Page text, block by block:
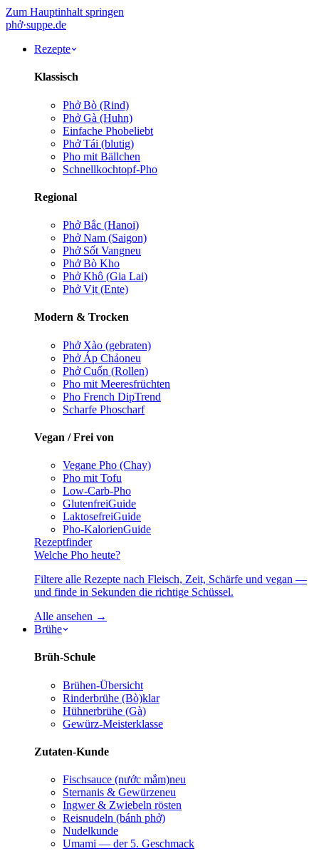
Zum Hauptinhalt springen
phở·suppe.de
Rezepte
Klassisch
Phở Bò (Rind)
Phở Gà (Huhn)
Einfache Phobeliebt
Phở Tái (blutig)
Pho mit Bällchen
Schnellkochtopf-Pho
Regional
Phở Bắc (Hanoi)
Phở Nam (Saigon)
Phở Sốt Vangneu
Phở Bò Kho
Phở Khô (Gia Lai)
Phở Vịt (Ente)
Modern & Trocken
Phở Xào (gebraten)
Phở Áp Chảoneu
Phở Cuốn (Rollen)
Pho mit Meeresfrüchten
Pho French DipTrend
Scharfe Phoscharf
Vegan / Frei von
Vegane Pho (Chay)
Pho mit Tofu
Low-Carb-Pho
GlutenfreiGuide
LaktosefreiGuide
Pho-KalorienGuide
Rezeptfinder
Welche Pho heute?
Filtere alle Rezepte nach Fleisch, Zeit, Schärfe und vegan —
und finde in Sekunden die richtige Schüssel.
Alle ansehen →
Brühe
Brüh-Schule
Brühen-Übersicht
Rinderbrühe (Bò)klar
Hühnerbrühe (Gà)
Gewürz-Meisterklasse
Zutaten-Kunde
Fischsauce (nước mắm)neu
Sternanis & Gewürzeneu
Ingwer & Zwiebeln rösten
Reisnudeln (bánh phở)
Nudelkunde
Umami — der 5. Geschmack